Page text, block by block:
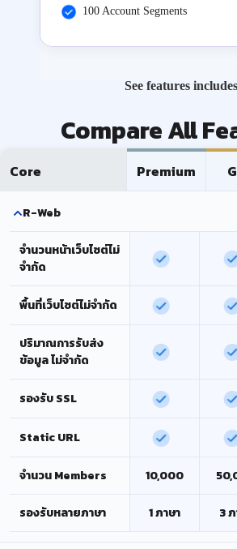
100 Account Segments
See features includes
Compare All
Core Premium
R-Web
จำนวนหน้าเว็บไซต์ไม่
จำกัด
พื้นที่เว็บไซต์ไม่จำกัด
ปริมาณการรับส่ง
ข้อมูล ไม่จำกัด
รองรับ SSL
Static URL
จำนวน Members 10,000
รองรับหลายภาษา 1 ภาษา 3